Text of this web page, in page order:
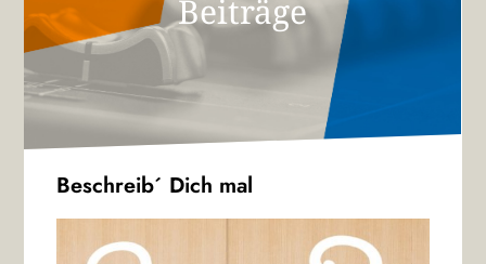
Beiträge
Beschreib´ Dich mal